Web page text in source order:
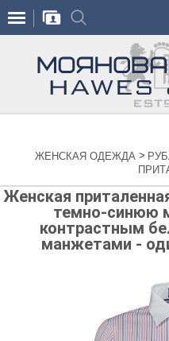
ЖЕНСКАЯ ОДЕЖДА >
Женская
темно-синюю
контрастным
манжетами -